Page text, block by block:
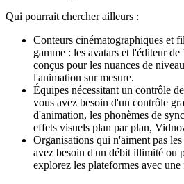
Qui pourrait chercher ailleurs :
Conteurs cinématographiques et
gamme : les avatars et l'éditeur
conçus pour les nuances de
l'animation sur mesure.
Équipes nécessitant un contrôle
vous avez besoin d'un contrôle
d'animation, les phonèmes de
effets visuels plan par plan,
Organisations qui n'aiment pas
avez besoin d'un débit illimité ou
explorez les plateformes avec